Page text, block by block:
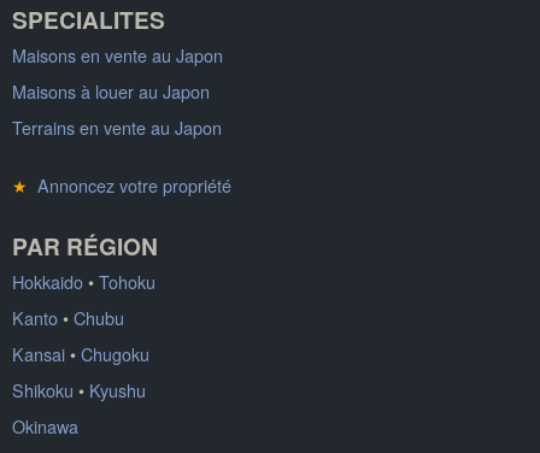
SPECIALITES
Maisons en vente au Japon
Maisons à louer au Japon
Terrains en vente au Japon
★ Annoncez votre propriété
PAR RÉGION
Hokkaido•Tohoku
Kanto•Chubu
Kansai•Chugoku
Shikoku • Kyushu
Okinawa